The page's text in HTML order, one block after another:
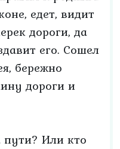
едет, видит
дороги, да
его. Сошел
бережно
дороги и
Или кто